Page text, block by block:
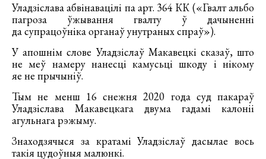
Уладзіслава абвінавацілі па арт. 364 КК («Гвалт альбо
пагроза ўжывання гвалту ў дачыненні
да супрацоўніка органаў унутраных спраў»).
У апошнім слове Уладзіслаў Макавецкі сказаў, што
не меў намеру нанесці камусьці шкоду і нікому
яе не прычыніў.
Тым не менш 16 снежня 2020 года суд пакараў
Уладзіслава Макавецкага двума гадамі калоніі
агульнага рэжыму.
Знаходзячыся за кратамі Уладзіслаў дасылае вось
такія цудоўныя малюнкі.